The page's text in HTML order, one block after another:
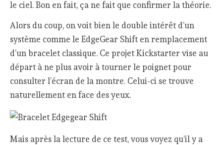
le ciel. Bon en fait, ça ne fait que confirmer la théorie.
Alors du coup, on voit bien le double intérêt d’un
système comme le EdgeGear Shift en remplacement
d’un bracelet classique. Ce projet Kickstarter vise au
départ à ne plus avoir à tourner le poignet pour
consulter l’écran de la montre. Celui-ci se trouve
naturellement en face des yeux.
Mais après la lecture de ce test, vous voyez qu’il y a